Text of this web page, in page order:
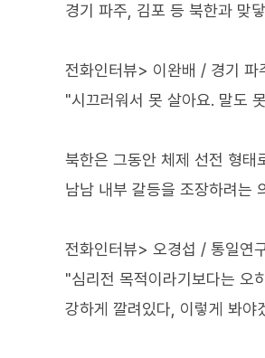
경기 파주, 김포 등 북한과 맞
전화인터뷰> 이완배 / 경기 파
"시끄러워서 못 살아요. 말도
북한은 그동안 체제 선전 형태
남남 내부 갈등을 조장하려는
전화인터뷰> 오경섭 / 통일연
"심리전 목적이라기보다는 오
강하게 깔려있다, 이렇게 봐야